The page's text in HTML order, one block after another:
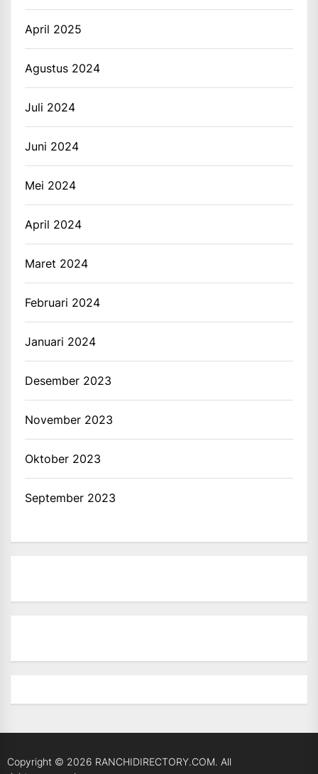
April 2025
Agustus 2024
Juli 2024
Juni 2024
Mei 2024
April 2024
Maret 2024
Februari 2024
Januari 2024
Desember 2023
November 2023
Oktober 2023
September 2023
Copyright © 2026 RANCHIDIRECTORY.COM. All